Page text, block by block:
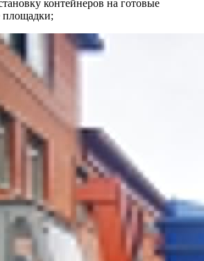
контейнеров на готовые
площадки;